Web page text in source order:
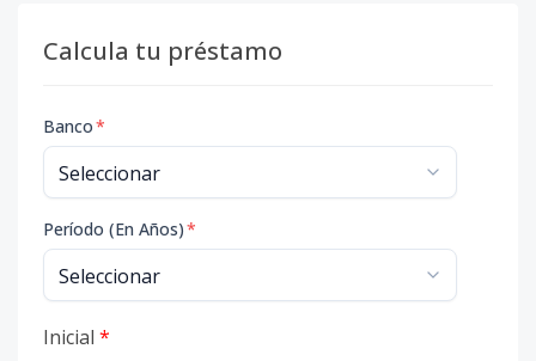
Calcula tu préstamo
Banco*
Período (En Años)*
Inicial *